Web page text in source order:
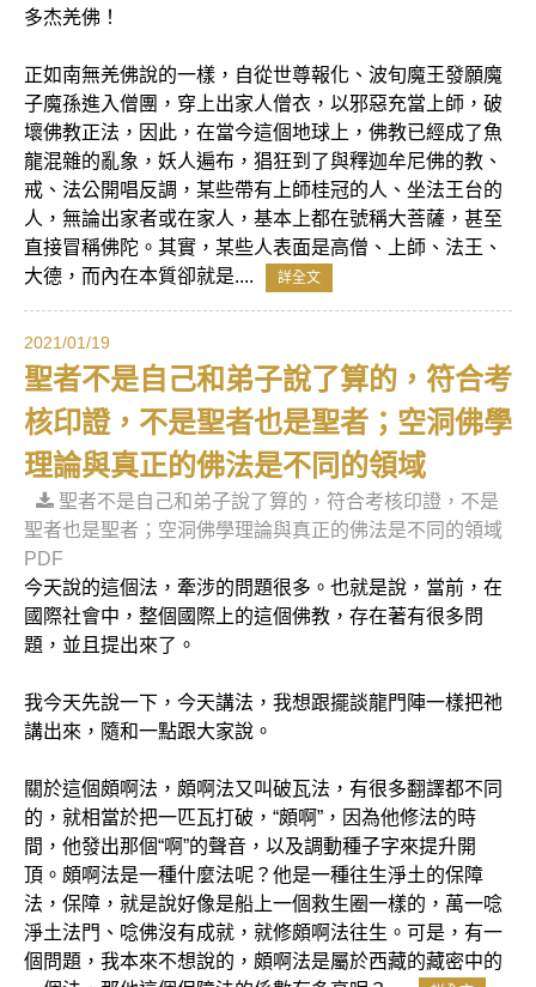
多杰羌佛！
正如南無羌佛說的一樣，自從世尊報化、波旬魔王發願魔
子魔孫進入僧團，穿上出家人僧衣，以邪惡充當上師，破
壞佛教正法，因此，在當今這個地球上，佛教已經成了魚
龍混雜的亂象，妖人遍布，猖狂到了與釋迦牟尼佛的教、
戒、法公開唱反調，某些帶有上師桂冠的人、坐法王台的
人，無論出家者或在家人，基本上都在號稱大菩薩，甚至
直接冒稱佛陀。其實，某些人表面是高僧、上師、法王、
大德，而內在本質卻就是....
詳全文
2021/01/19
聖者不是自己和弟子說了算的，符合考
核印證，不是聖者也是聖者；空洞佛學
理論與真正的佛法是不同的領域
聖者不是自己和弟子說了算的，符合考核印證，不是
聖者也是聖者；空洞佛學理論與真正的佛法是不同的領域
PDF
今天說的這個法，牽涉的問題很多。也就是說，當前，在
國際社會中，整個國際上的這個佛教，存在著有很多問
題，並且提出來了。
我今天先說一下，今天講法，我想跟擺談龍門陣一樣把祂
講出來，隨和一點跟大家說。
關於這個頗啊法，頗啊法又叫破瓦法，有很多翻譯都不同
的，就相當於把一匹瓦打破，“頗啊”，因為他修法的時
間，他發出那個“啊”的聲音，以及調動種子字來提升開
頂。頗啊法是一種什麼法呢？他是一種往生淨土的保障
法，保障，就是說好像是船上一個救生圈一樣的，萬一唸
淨土法門、唸佛沒有成就，就修頗啊法往生。可是，有一
個問題，我本來不想說的，頗啊法是屬於西藏的藏密中的